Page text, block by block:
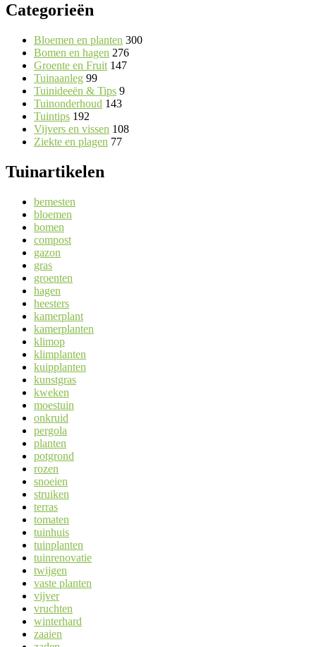
Categorieën
Bloemen en planten 300
Bomen en hagen 276
Groente en Fruit 147
Tuinaanleg 99
Tuinideeën & Tips 9
Tuinonderhoud 143
Tuintips 192
Vijvers en vissen 108
Ziekte en plagen 77
Tuinartikelen
bemesten
bloemen
bomen
compost
gazon
gras
groenten
hagen
heesters
kamerplant
kamerplanten
klimop
klimplanten
kuipplanten
kunstgras
kweken
moestuin
onkruid
pergola
planten
potgrond
rozen
snoeien
struiken
terras
tomaten
tuinhuis
tuinplanten
tuinrenovatie
twijgen
vaste planten
vijver
vruchten
winterhard
zaaien